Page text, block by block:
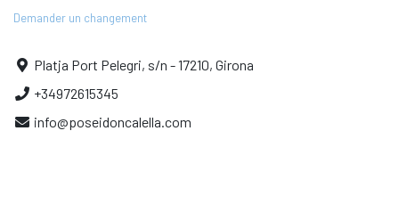
Demander un changement
Platja Port Pelegri, s/n - 17210, Girona
+34972615345
info@poseidoncalella.com